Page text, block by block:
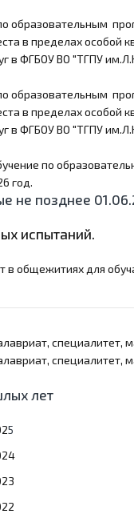
образовательным
в пределах
в ФГБОУ ВО "ТГПУ
образовательным
в пределах
в ФГБОУ ВО "ТГПУ
по
год.
не позднее
испытаний.
в общежитиях для
специалитет,
специалитет,
лет
5